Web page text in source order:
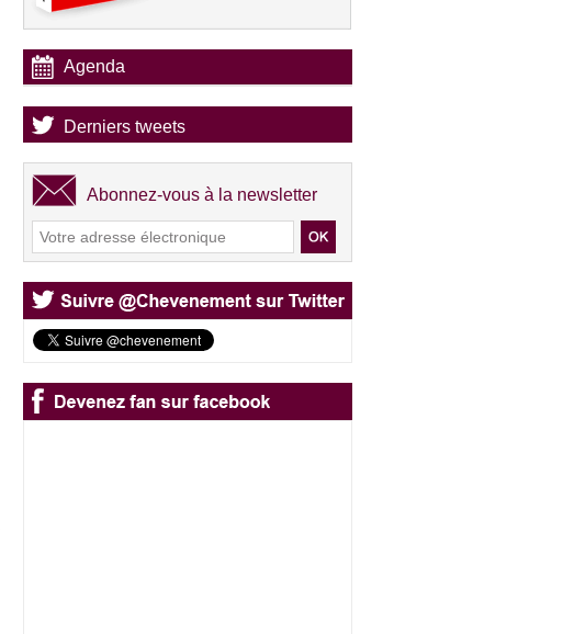
Agenda
Derniers tweets
Abonnez-vous à la newsletter